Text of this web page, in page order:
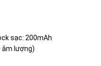
sạc: 200mAh
âm lượng)